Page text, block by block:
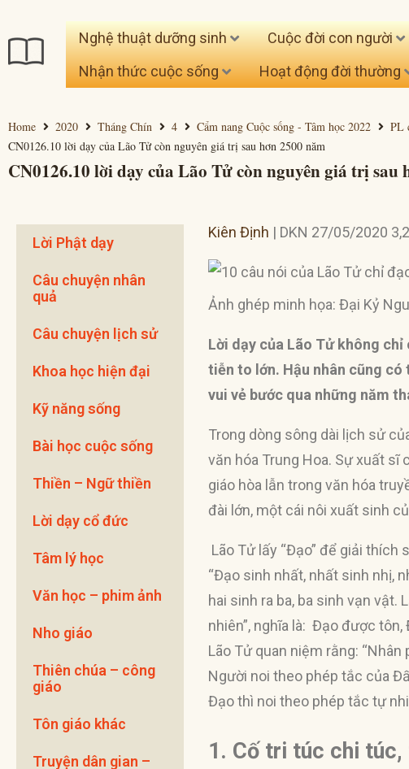
Nghệ thuật dưỡng sinh Cuộc đời con người
Nhận thức cuộc sống
Hoạt động đời thường
CN0126.10 lời dạy của Lão Tử còn nguyên giá trị sau
Home 2020 Tháng Chín 4 Cẩm nang Cuộc sống - Tâm học 2022 PL
CN0126.10 lời dạy của Lão Tử còn nguyên giá trị sau hơn 2500 năm
Lời Phật dạy
Câu chuyện nhân
quả
Câu chuyện lịch sử
Khoa học hiện đại
Kỹ năng sống
Bài học cuộc sống
Thiền – Ngữ thiền
Lời dạy cổ đức
Tâm lý học
Văn học – phim ảnh
Nho giáo
Thiên chúa – công
giáo
Tôn giáo khác
Truyện dân gian –
Kiên Định | DKN 27/05/2020
Ảnh ghép minh họa: Đại Kỷ
Lời dạy của Lão Tử không
tiễn to lớn. Hậu nhân cũng có
vui vẻ bước qua những năm
Trong dòng sông dài lịch sử
văn hóa Trung Hoa. Sự xuất sĩ
giáo hòa lẫn trong văn hóa
đài lớn, một cái nôi xuất sinh
Lão Tử lấy “Đạo” để giải
“Đạo sinh nhất, nhất sinh nhị,
hai sinh ra ba, ba sinh vạn
nhiên”, nghĩa là: Đạo được
Lão Tử quan niệm rằng:
Người noi theo phép tắc của
Đạo thì noi theo phép tắc tự
1. Cố tri túc chi